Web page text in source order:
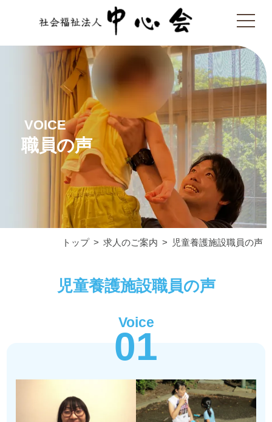
VOICE
職員の声
トップ 求人のご案内 児童養護施設職員の声
児童養護施設職員の声
Voice
01